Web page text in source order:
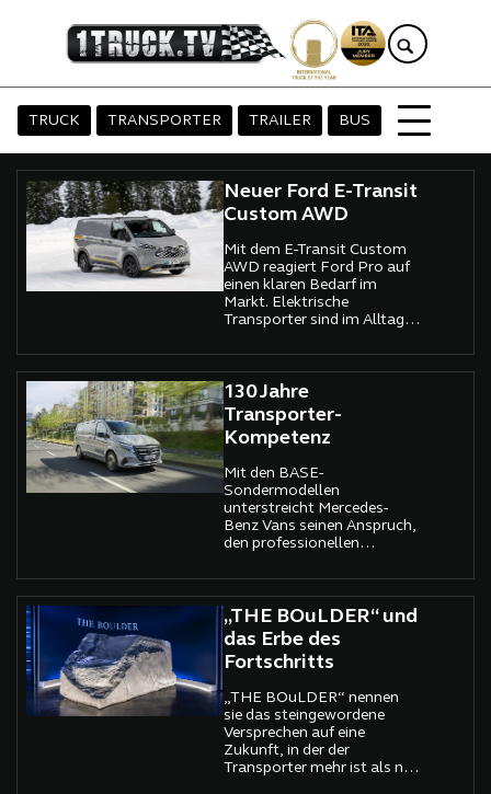
TRUCK TRANSPORTER TRAILER BUS
Neuer Ford E-Transit
Custom AWD
Mit dem E-Transit Custom
AWD reagiert Ford Pro auf
einen klaren Bedarf im
Markt. Elektrische
Transporter sind im Alltag
Betriebe war fehlende
Traktion bislang ein
Argument gegen den
Umstieg.
130 Jahre
Transporter-
Kompetenz
Mit den BASE-
Sondermodellen
unterstreicht Mercedes-
Benz Vans seinen Anspruch,
den professionellen
den Mittelpunkt zu stellen.
Statt rein symbolischer
Jubiläumsmodelle bietet
der Hersteller klar
strukturierte
Ausstattungspakete, die
Anforderungen von
Handwerk, Logistik und
Dienstleistungsbetrieben
orientieren.
„THE BOuLDER“ und
das Erbe des
Fortschritts
„THE BOuLDER“ nennen
sie das steingewordene
Versprechen auf eine
Zukunft, in der der
Transporter mehr ist als nur